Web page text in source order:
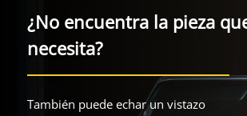
¿No encuentra la pieza
necesita?
También puede echar un vistazo